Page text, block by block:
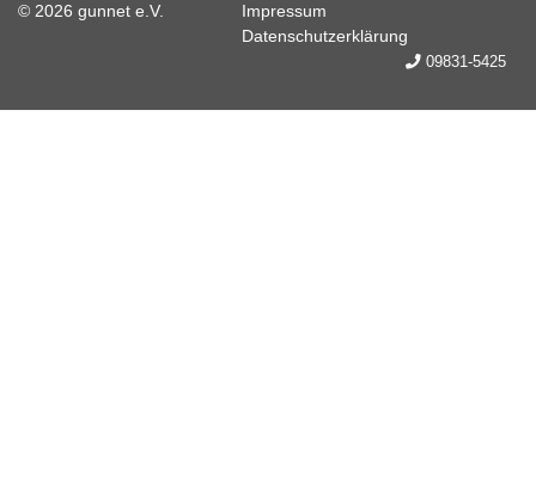
© 2026 gunnet e.V.
Impressum
Datenschutzerklärung
09831-5425